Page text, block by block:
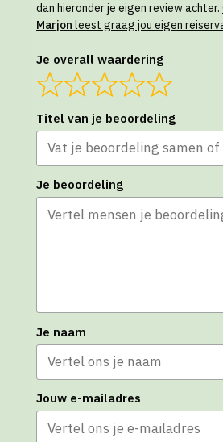
dan hieronder je eigen review achter.
Marjon leest graag jou eigen
Je overall waardering
Titel van je beoordeling
Je beoordeling
Je naam
Jouw e-mailadres